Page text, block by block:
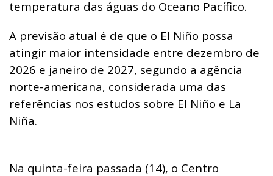
temperatura das águas do Oceano Pacífico.
A previsão atual é de que o El Niño possa
atingir maior intensidade entre dezembro de
2026 e janeiro de 2027, segundo a agência
norte-americana, considerada uma das
referências nos estudos sobre El Niño e La
Niña.
Na quinta-feira passada (14), o Centro